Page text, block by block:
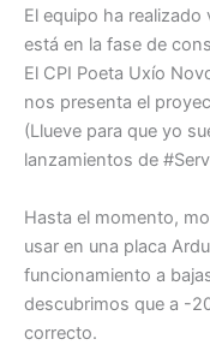
El equipo ha
está en la fase de
El CPI Poeta Uxío
nos presenta el
(Llueve para que yo
lanzamientos de
Hasta el momento,
usar en una placa
funcionamiento a
descubrimos que a -
correcto.